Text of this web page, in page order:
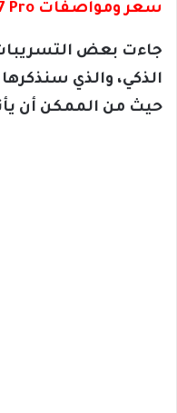
سعر ومواصفات Honor Magic 7 Pro
جاءت بعض
الذكي، والذي
حيث من الممكن أن